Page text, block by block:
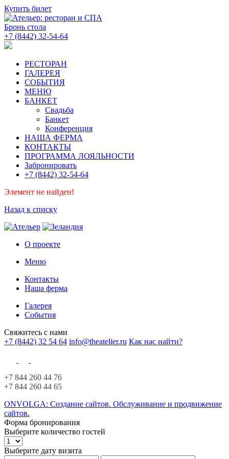
Купить билет
Бронь стола
+7 (8442) 32-54-64
РЕСТОРАН
ГАЛЕРЕЯ
СОБЫТИЯ
МЕНЮ
БАНКЕТ
Свадьба
Банкет
Конференция
НАША ФЕРМА
КОНТАКТЫ
ПРОГРАММА ЛОЯЛЬНОСТИ
Забронировать
+7 (8442) 32-54-64
Элемент не найден!
Назад к списку
О проекте
Меню
Контакты
Наша ферма
Галерея
События
Свяжитесь с нами
+7 (8442) 32 54 64 info@theatelier.ru Как нас найти?
+7 844 260 44 76
+7 844 260 44 65
ONVOLGA: Создание сайтов. Обслуживание и продвижение
сайтов.
Форма бронирования
Выберите количество гостей
Выберите дату визита